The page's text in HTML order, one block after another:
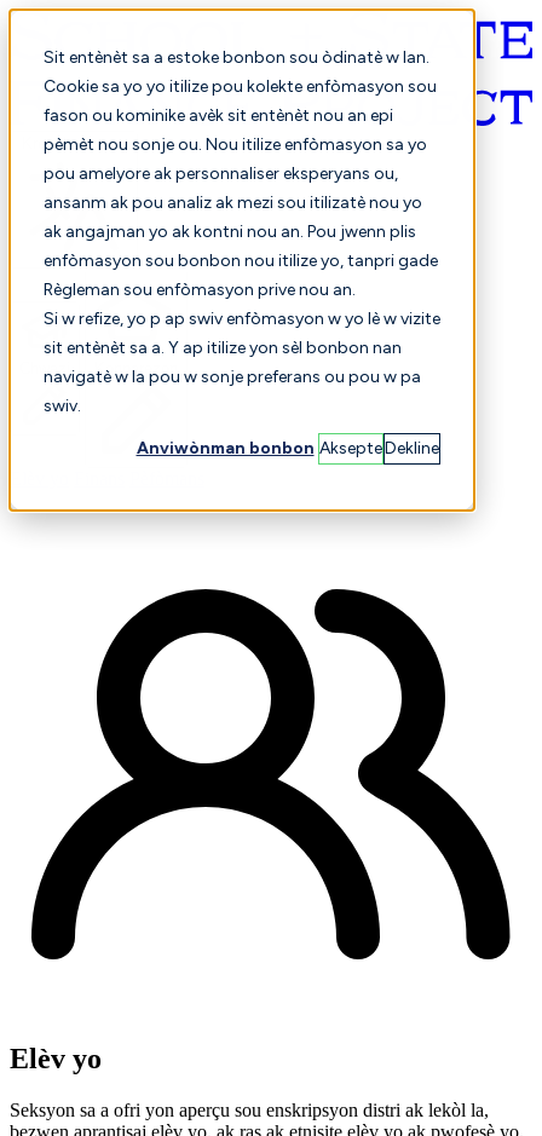
Sit entènèt sa a estoke bonbon sou òdinatè w lan.
Cookie sa yo yo itilize pou kolekte enfòmasyon sou
fason ou kominike avèk sit entènèt nou an epi
pèmèt nou sonje ou. Nou itilize enfòmasyon sa yo
pou amelyore ak personnaliser eksperyans ou,
ansanm ak pou analiz ak mezi sou itilizatè nou yo
ak angajman yo ak kontni nou an. Pou jwenn plis
enfòmasyon sou bonbon nou itilize yo, tanpri gade
Règleman sou enfòmasyon prive nou an.
Si w refize, yo p ap swiv enfòmasyon w yo lè w vizite
sit entènèt sa a. Y ap itilize yon sèl bonbon nan
navigatè w la pou w sonje preferans ou pou w pa
swiv.
Anviwònman bonbon AksepteDekline
Kreyòl ayisyen
Konparezon
Elèv yo
Seksyon sa a ofri yon aperçu sou enskripsyon distri ak lekòl la,